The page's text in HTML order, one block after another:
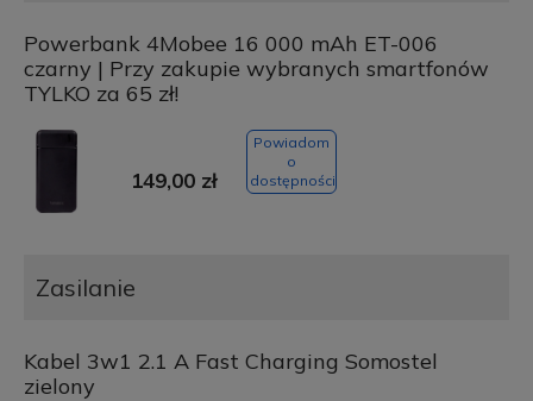
Powerbank 4Mobee 16 000 mAh ET-006
czarny | Przy zakupie wybranych smartfonów
TYLKO za 65 zł!
149,00 zł
Powiadom
o
dostępności
Zasilanie
Kabel 3w1 2.1 A Fast Charging Somostel
zielony